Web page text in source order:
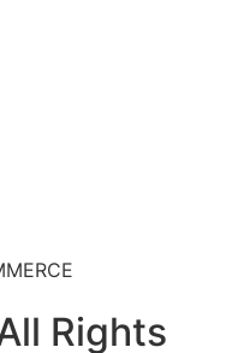
Rights